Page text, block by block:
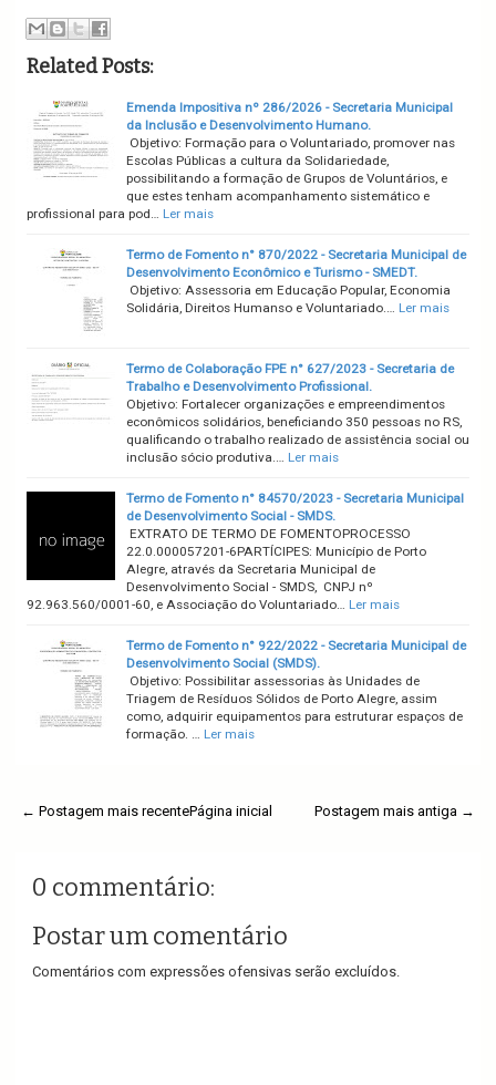
Related Posts:
Emenda Impositiva nº 286/2026 - Secretaria Municipal
da Inclusão e Desenvolvimento Humano.
Objetivo: Formação para o Voluntariado, promover nas
Escolas Públicas a cultura da Solidariedade,
possibilitando a formação de Grupos de Voluntários, e
que estes tenham acompanhamento sistemático e
profissional para pod…
Ler mais
Termo de Fomento n° 870/2022 - Secretaria Municipal de
Desenvolvimento Econômico e Turismo - SMEDT.
Objetivo: Assessoria em Educação Popular, Economia
Solidária, Direitos Humanso e Voluntariado.…
Ler mais
Termo de Colaboração FPE n° 627/2023 - Secretaria de
Trabalho e Desenvolvimento Profissional.
Objetivo: Fortalecer organizações e empreendimentos
econômicos solidários, beneficiando 350 pessoas no RS,
qualificando o trabalho realizado de assistência social ou
inclusão sócio produtiva.…
Ler mais
Termo de Fomento n° 84570/2023 - Secretaria Municipal
de Desenvolvimento Social - SMDS.
EXTRATO DE TERMO DE FOMENTOPROCESSO
22.0.000057201-6PARTÍCIPES: Município de Porto
Alegre, através da Secretaria Municipal de
Desenvolvimento Social - SMDS, CNPJ nº
92.963.560/0001-60, e Associação do Voluntariado…
Ler mais
Termo de Fomento n° 922/2022 - Secretaria Municipal de
Desenvolvimento Social (SMDS).
Objetivo: Possibilitar assessorias às Unidades de
Triagem de Resíduos Sólidos de Porto Alegre, assim
como, adquirir equipamentos para estruturar espaços de
formação. …
Ler mais
← Postagem mais recente Postagem mais antiga →
Página inicial
0 commentário:
Postar um comentário
Comentários com expressões ofensivas serão excluídos.